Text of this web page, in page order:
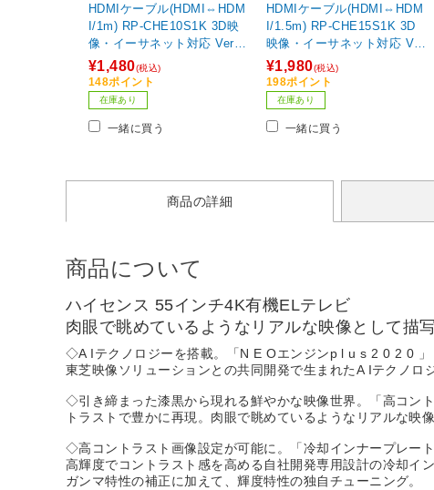
HDMIケーブル(HDMI⇔HDM
I/1m) RP-CHE10S1K 3D映
像・イーサネット対応 Ver1.
4 【ビックカメラグループオ
リジナル】
¥1,480(税込)
148ポイント
在庫あり
一緒に買う
HDMIケーブル(HDMI⇔HDM
I/1.5m) RP-CHE15S1K 3D
映像・イーサネット対応 Ver
1.4 【ビックカメラグループ
オリジナル】【864】
¥1,980(税込)
198ポイント
在庫あり
一緒に買う
商品の詳細
商品について
ハイセンス 55インチ4K有機ELテレビ
肉眼で眺めているようなリアルな映像として描
◇A Iテクノロジーを搭載。「N E Oエンジンp l u s 2 0 2 0 」
東芝映像ソリューションとの共同開発で生まれたA Iテクノロ
◇引き締まった漆黒から現れる鮮やかな映像世界。「高コント
トラストで豊かに再現。肉眼で眺めているようなリアルな映
◇高コントラスト画像設定が可能に。「冷却インナープレート
高輝度でコントラスト感を高める自社開発専用設計の冷却イ
ガンマ特性の補正に加えて、輝度特性の独自チューニング。